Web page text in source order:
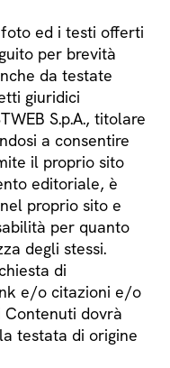
ed i testi offerti
per brevità
da testate
giuridici
S.p.A., titolare
a consentire
il proprio sito
editoriale, è
proprio sito e
per quanto
degli stessi.
di
e/o citazioni e/o
dovrà
testata di origine